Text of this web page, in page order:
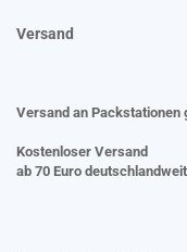
Versand
Versand an Packstationen
Kostenloser Versand
ab 70 Euro deutschlandweit